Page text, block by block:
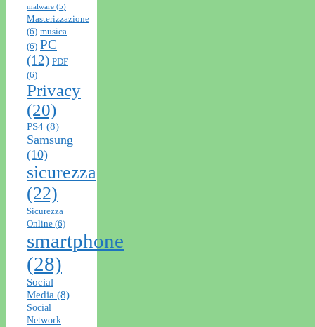
malware (5)
Masterizzazione
(6) musica
(6) PC
(12) PDF
(6)
Privacy
(20)
PS4 (8)
Samsung
(10)
sicurezza
(22)
Sicurezza
Online (6)
smartphone
(28)
Social
Media (8)
Social
Network